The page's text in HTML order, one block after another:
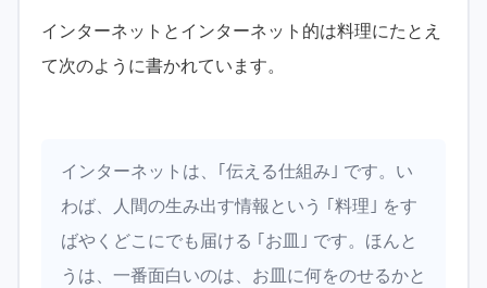
インターネットとインターネット的は料理にたとえ
て次のように書かれています。
インターネットは、｢伝える仕組み｣ です。い
わば、人間の生み出す情報という ｢料理｣ をす
ばやくどこにでも届ける ｢お皿｣ です。ほんと
うは、一番面白いのは、お皿に何をのせるかと